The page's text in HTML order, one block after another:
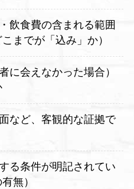
飲食費の含まれる範囲
までが「込み」か）
に会えなかった場合）
など、客観的な証拠で
る条件が明記されてい
無）